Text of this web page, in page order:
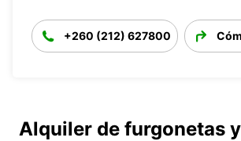
+260 (212) 627800
Alquiler de furgonetas